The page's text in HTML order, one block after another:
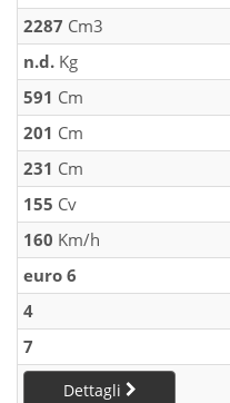
2287 Cm3
n.d. Kg
591 Cm
201 Cm
231 Cm
155 Cv
160 Km/h
euro 6
4
7
Dettagli